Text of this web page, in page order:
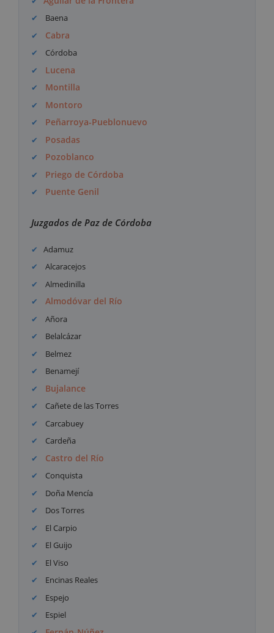
Baena
Cabra
Córdoba
Lucena
Montilla
Montoro
Peñarroya-Pueblonuevo
Posadas
Pozoblanco
Priego de Córdoba
Puente Genil
Juzgados de Paz de Córdoba
Adamuz
Alcaracejos
Almedinilla
Almodóvar del Río
Añora
Belalcázar
Belmez
Benamejí
Bujalance
Cañete de las Torres
Carcabuey
Cardeña
Castro del Río
Conquista
Doña Mencía
Dos Torres
El Carpio
El Guijo
El Viso
Encinas Reales
Espejo
Espiel